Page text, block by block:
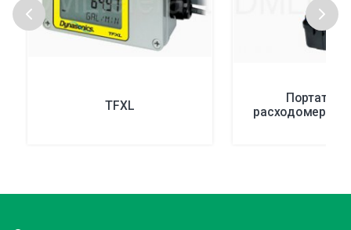
TFXL расходомеры